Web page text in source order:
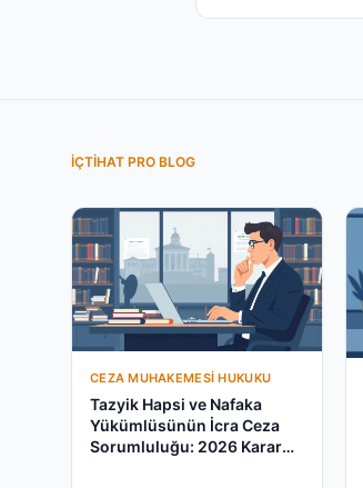
İÇTIHAT PRO BLOG
CEZA MUHAKEMESI HUKUKU
Tazyik Hapsi ve Nafaka
Yükümlüsünün İcra Ceza
Sorumluluğu: 2026 Karar